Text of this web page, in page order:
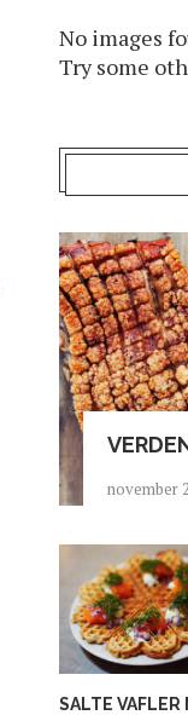
No images
Try some
november
SALTE VAFLER